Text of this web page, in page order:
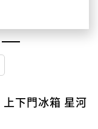
下門冰箱 星河